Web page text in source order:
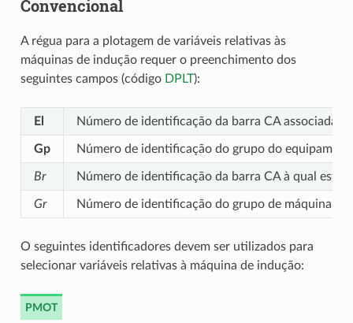
Convencional
A régua para a plotagem de variáveis relativas às
máquinas de indução requer o preenchimento dos
seguintes campos (código DPLT):
El Número de identificação da barra CA associada à
Gp Número de identificação do grupo do
Br Número de identificação da barra CA à qual está
Gr Número de identificação do grupo de máquina
O seguintes identificadores devem ser utilizados para
selecionar variáveis relativas à máquina de indução:
PMOT